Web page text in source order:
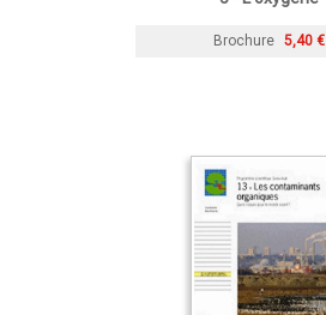
Brochure 5,40 €